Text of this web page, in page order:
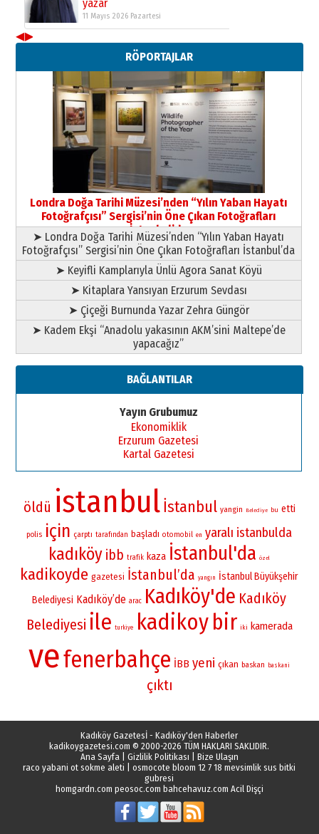
HAVVA’NIN ÜÇ KIZI
09 Temmuz 2026 Perşembe
Yusuf POLAT
Şampiyonluk Sebahattin Şirin’e
yazar
11 Mayıs 2026 Pazartesi
◀▶
RÖPORTAJLAR
Londra Doğa Tarihi Müzesi’nden “Yılın Yaban Hayatı
Fotoğrafçısı” Sergisi’nin Öne Çıkan Fotoğrafları
İstanbul’da
➤ Londra Doğa Tarihi Müzesi’nden “Yılın Yaban Hayatı
Fotoğrafçısı” Sergisi’nin Öne Çıkan Fotoğrafları İstanbul’da
➤ Keyifli Kamplarıyla Ünlü Agora Sanat Köyü
➤ Kitaplara Yansıyan Erzurum Sevdası
➤ Çiçeği Burnunda Yazar Zehra Güngör
➤ Kadem Ekşi “Anadolu yakasının AKM’sini Maltepe’de
yapacağız”
BAĞLANTILAR
Yayın Grubumuz
Ekonomiklik
Erzurum Gazetesi
Kartal Gazetesi
öldü istanbulİstanbul yangin Belediye bu etti
polis için çarptı tarafından başladı otomobil en yaralı istanbulda
kadıköy ibb trafik kaza İstanbul'da özel
kadikoyde gazetesi İstanbul’da yangın İstanbul Büyükşehir
Belediyesi Kadıköy’de arac Kadıköy'de Kadıköy
Belediyesi ile turkiye kadikoybir iki kamerada
vefenerbahçe İBB yeni çıkan baskan baskani
çıktı
Kadıköy Gazetesİ - Kadıköy'den Haberler
kadikoygazetesi.com © 2000-2026 TÜM HAKLARI SAKLIDIR.
Ana Sayfa| Gizlilik Politikası
Bize Ulaşın
raco yabani ot sokme aleti |osmocote bloom 12 7 18 mevsimlik sus bitki
gubresi
homgardn.com peosoc.com bahcehavuz.com Acil Dişçi